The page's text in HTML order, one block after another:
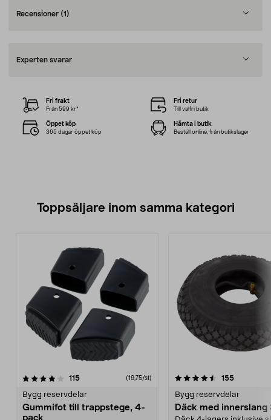
Recensioner (1)
Experten svarar
Fri frakt
Från 599 kr*
Fri retur
Till valfri butik
Öppet köp
365 dagar öppet köp
Hämta i butik
Beställ online, från butikslager
Toppsäljare inom samma kategori
115recensioner (19,75/st)
Bygg reservdelar
Gummifot till trappstege, 4-
pack
4.5 av 5 stjärnor 155
Bygg reservdelar
Däck med
4.0 av 5 stjärnor